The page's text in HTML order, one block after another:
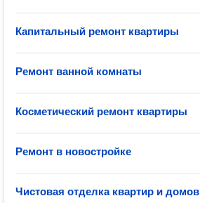
Капитальный ремонт квартиры
Ремонт ванной комнаты
Косметический ремонт квартиры
Ремонт в новостройке
Чистовая отделка квартир и домов